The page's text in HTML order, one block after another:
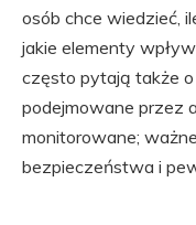
osób chce wiedzieć,
jakie elementy
często pytają także o
podejmowane przez
monitorowane;
bezpieczeństwa i